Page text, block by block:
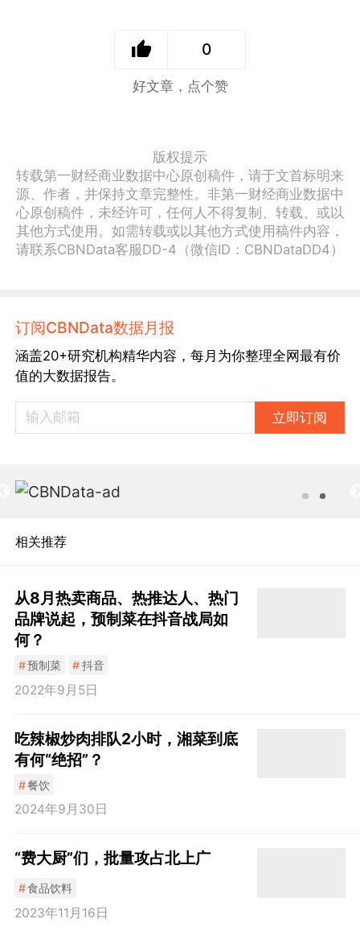
0
好文章，点个赞
版权提示
转载第一财经商业数据中心原创稿件，请于文首标明来
源、作者，并保持文章完整性。非第一财经商业数据中
心原创稿件，未经许可，任何人不得复制、转载、或以
其他方式使用。如需转载或以其他方式使用稿件内容，
请联系CBNData客服DD-4（微信ID：CBNDataDD4）
订阅CBNData数据月报
涵盖20+研究机构精华内容，每月为你整理全网最有价
值的大数据报告。
立即订阅
相关推荐
从8月热卖商品、热推达人、热门
品牌说起，预制菜在抖音战局如
何？
#预制菜 #抖音
2022年9月5日
吃辣椒炒肉排队2小时，湘菜到底
有何“绝招”？
#餐饮
2024年9月30日
“费大厨”们，批量攻占北上广
#食品饮料
2023年11月16日